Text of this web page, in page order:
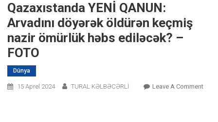
Qazaxıstanda YENİ QANUN:
Arvadını döyərək öldürən keçmiş
nazir ömürlük həbs ediləcək? –
FOTO
Dünya
15 Aprel 2024 TURAL KƏLBƏCƏRLİ Leave A CommentOn